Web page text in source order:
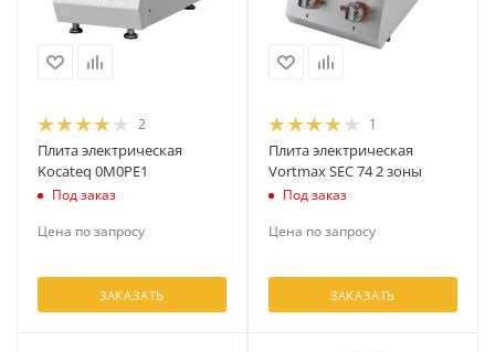
2
Плита электрическая
Kocateq 0M0PE1
Под заказ
Цена по запросу
ЗАКАЗАТЬ
1
Плита электрическая
Vortmax SEC 74 2 зоны
Под заказ
Цена по запросу
ЗАКАЗАТЬ